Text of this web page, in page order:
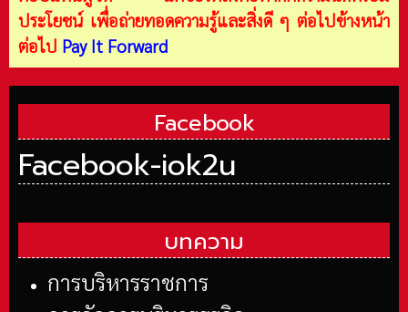
ประโยชน์ เพื่อถ่ายทอดความรู้และสิ่งดี ๆ ต่อไปข้างหน้า
ต่อไป Pay It Forward
Facebook
Facebook-iok2u
บทความ
การบริหารราชการ